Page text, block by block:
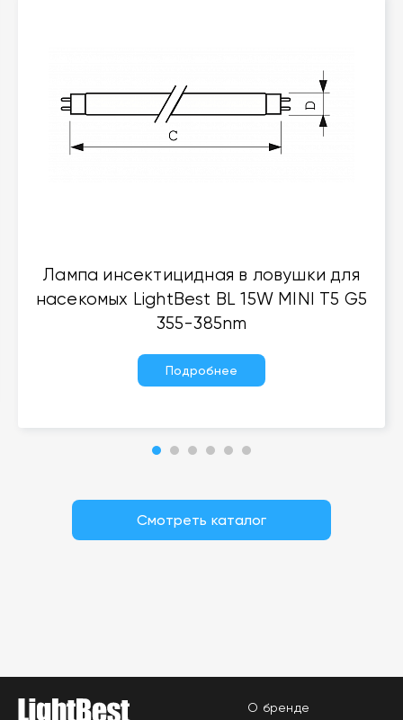
Лампа инсектицидная в ловушки для
насекомых LightBest BL 15W MINI T5 G5
355-385nm
Подробнее
Смотреть каталог
О бренде